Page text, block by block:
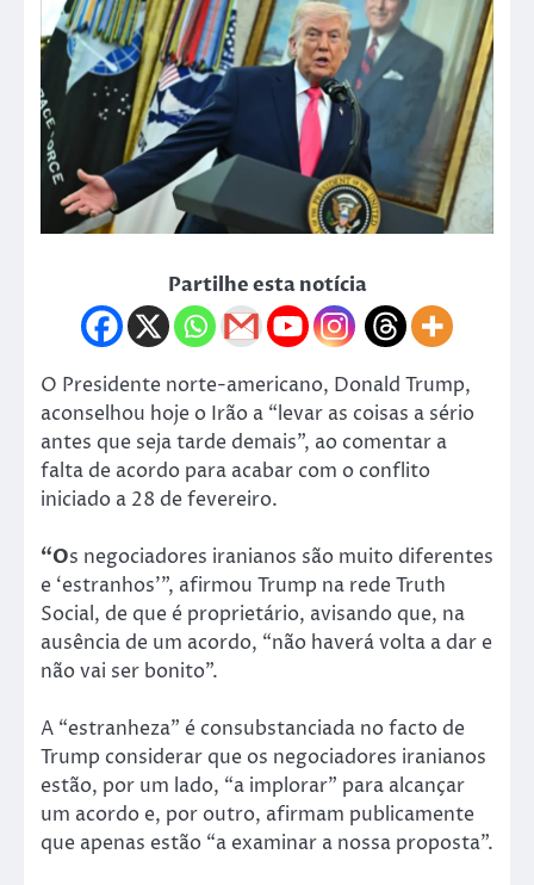
Partilhe esta notícia
O Presidente norte-americano, Donald Trump,
aconselhou hoje o Irão a “levar as coisas a sério
antes que seja tarde demais”, ao comentar a
falta de acordo para acabar com o conflito
iniciado a 28 de fevereiro.
“Os negociadores iranianos são muito diferentes
e ‘estranhos'”, afirmou Trump na rede Truth
Social, de que é proprietário, avisando que, na
ausência de um acordo, “não haverá volta a dar e
não vai ser bonito”.
A “estranheza” é consubstanciada no facto de
Trump considerar que os negociadores iranianos
estão, por um lado, “a implorar” para alcançar
um acordo e, por outro, afirmam publicamente
que apenas estão “a examinar a nossa proposta”.